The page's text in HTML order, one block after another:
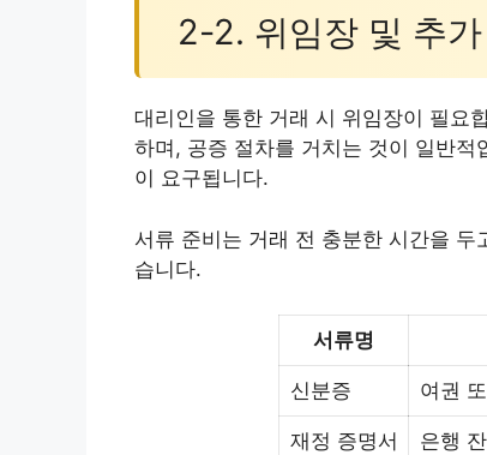
2-2. 위임장 및 추
대리인을 통한 거래 시 위임장이 필요
하며, 공증 절차를 거치는 것이 일반
이 요구됩니다.
서류 준비는 거래 전 충분한 시간을
습니다.
서류명
신분증 여권
재정 증명서 은행